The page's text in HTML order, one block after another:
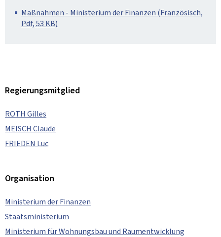
Maßnahmen - Ministerium der Finanzen (Französisch,
Pdf, 53 KB)
Regierungsmitglied
ROTH Gilles
MEISCH Claude
FRIEDEN Luc
Organisation
Ministerium der Finanzen
Staatsministerium
Ministerium für Wohnungsbau und Raumentwicklung